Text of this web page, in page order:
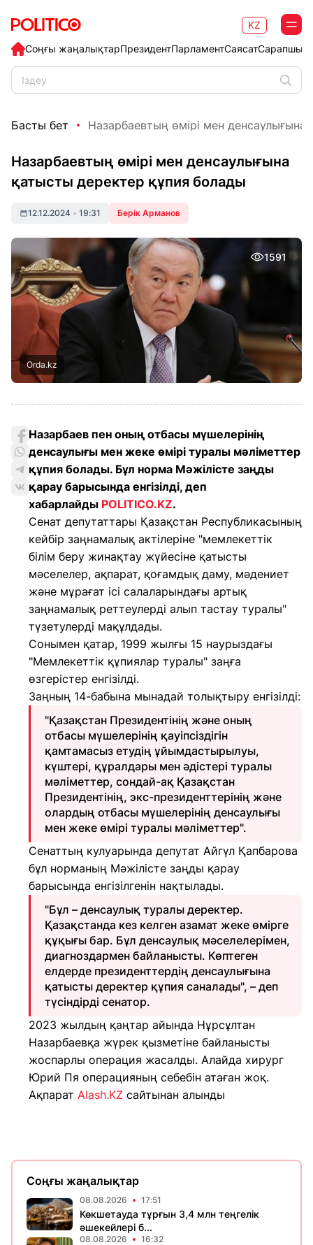
Соңғы жаңалықтарПрезидентПарламентСаясат
KZ
Басты бет Назарбаевтың өмірі мен денсаулығына
Назарбаевтың өмірі мен денсаулығына
қатысты деректер құпия болады
12.12.2024 • 19:31 Берік Арманов
1591
Orda.kz
Назарбаев пен оның отбасы мүшелерінің
денсаулығы мен жеке өмірі туралы мәліметтер
құпия болады. Бұл норма Мәжілісте заңды
қарау барысында енгізілді, деп
хабарлайды POLITICO.KZ.
Сенат депутаттары Қазақстан Республикасының
кейбір заңнамалық актілеріне "мемлекеттік
білім беру жинақтау жүйесіне қатысты
мәселелер, ақпарат, қоғамдық даму, мәдениет
және мұрағат ісі салаларындағы артық
заңнамалық реттеулерді алып тастау туралы"
түзетулерді мақұлдады.
Сонымен қатар, 1999 жылғы 15 наурыздағы
"Мемлекеттік құпиялар туралы" заңға
өзгерістер енгізілді.
Заңның 14-бабына мынадай толықтыру енгізілді:
"Қазақстан Президентінің және оның
отбасы мүшелерінің қауіпсіздігін
қамтамасыз етудің ұйымдастырылуы,
күштері, құралдары мен әдістері туралы
мәліметтер, сондай-ақ Қазақстан
Президентінің, экс-президенттерінің және
олардың отбасы мүшелерінің денсаулығы
мен жеке өмірі туралы мәліметтер".
Сенаттың кулуарында депутат Айгүл Қапбарова
бұл норманың Мәжілісте заңды қарау
барысында енгізілгенін нақтылады.
"Бұл – денсаулық туралы деректер.
Қазақстанда кез келген азамат жеке өмірге
құқығы бар. Бұл денсаулық мәселелерімен,
диагноздармен байланысты. Көптеген
елдерде президенттердің денсаулығына
қатысты деректер құпия саналады", – деп
түсіндірді сенатор.
2023 жылдың қаңтар айында Нұрсұлтан
Назарбаевқа жүрек қызметіне байланысты
жоспарлы операция жасалды. Алайда хирург
Юрий Пя операцияның себебін атаған жоқ.
Ақпарат Alash.KZ сайтынан алынды
Соңғы жаңалықтар
08.08.2026 17:51
Көкшетауда тұрғын 3,4 млн теңгелік
әшекейлері б...
08.08.2026 16:32